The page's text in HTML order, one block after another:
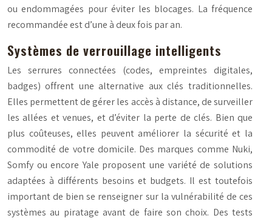
ou endommagées pour éviter les blocages. La fréquence
recommandée est d’une à deux fois par an.
Systèmes de verrouillage intelligents
Les serrures connectées (codes, empreintes digitales,
badges) offrent une alternative aux clés traditionnelles.
Elles permettent de gérer les accès à distance, de surveiller
les allées et venues, et d’éviter la perte de clés. Bien que
plus coûteuses, elles peuvent améliorer la sécurité et la
commodité de votre domicile. Des marques comme Nuki,
Somfy ou encore Yale proposent une variété de solutions
adaptées à différents besoins et budgets. Il est toutefois
important de bien se renseigner sur la vulnérabilité de ces
systèmes au piratage avant de faire son choix. Des tests